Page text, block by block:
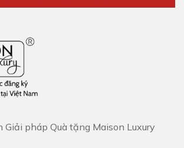
Giải pháp Quà tặng Maison Luxury